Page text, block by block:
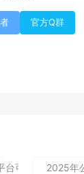
官方Q群
台可以借到钱,隆
2025年